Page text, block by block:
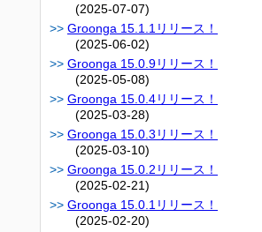
(2025-07-07)
Groonga 15.1.1リリース！
(2025-06-02)
Groonga 15.0.9リリース！
(2025-05-08)
Groonga 15.0.4リリース！
(2025-03-28)
Groonga 15.0.3リリース！
(2025-03-10)
Groonga 15.0.2リリース！
(2025-02-21)
Groonga 15.0.1リリース！
(2025-02-20)